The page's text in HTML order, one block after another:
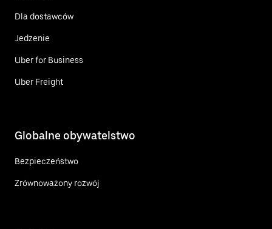
Dla dostawców
Jedzenie
Uber for Business
Uber Freight
Globalne obywatelstwo
Bezpieczeństwo
Zrównoważony rozwój